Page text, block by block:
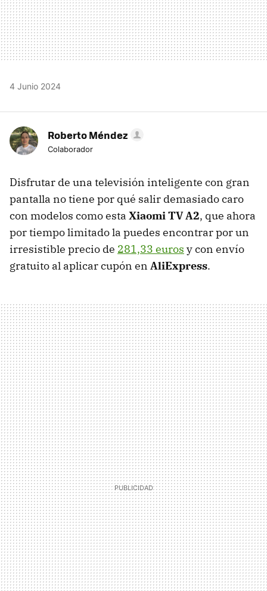
4 Junio 2024
Roberto Méndez
Colaborador
Disfrutar de una televisión inteligente con gran
pantalla no tiene por qué salir demasiado caro
con modelos como esta Xiaomi TV A2, que ahora
por tiempo limitado la puedes encontrar por un
irresistible precio de 281,33 euros y con envío
gratuito al aplicar cupón en AliExpress.